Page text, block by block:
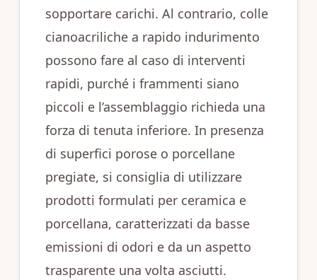
sopportare carichi. Al contrario, colle
cianoacriliche a rapido indurimento
possono fare al caso di interventi
rapidi, purché i frammenti siano
piccoli e l’assemblaggio richieda una
forza di tenuta inferiore. In presenza
di superfici porose o porcellane
pregiate, si consiglia di utilizzare
prodotti formulati per ceramica e
porcellana, caratterizzati da basse
emissioni di odori e da un aspetto
trasparente una volta asciutti.